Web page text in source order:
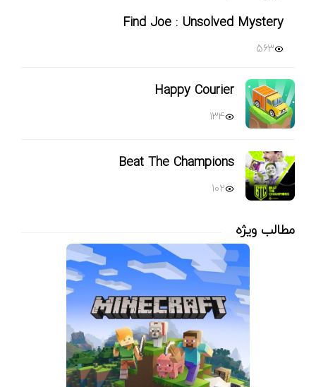
Find Joe : Unsolved Mystery
563
Happy Courier
134
Beat The Champions
102
مطالب ویژه